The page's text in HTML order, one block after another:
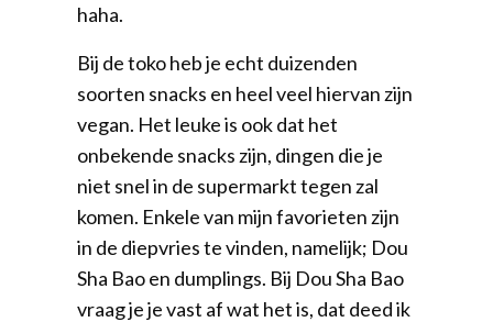
haha.
Bij de toko heb je echt duizenden
soorten snacks en heel veel hiervan zijn
vegan. Het leuke is ook dat het
onbekende snacks zijn, dingen die je
niet snel in de supermarkt tegen zal
komen. Enkele van mijn favorieten zijn
in de diepvries te vinden, namelijk; Dou
Sha Bao en dumplings. Bij Dou Sha Bao
vraag je je vast af wat het is, dat deed ik